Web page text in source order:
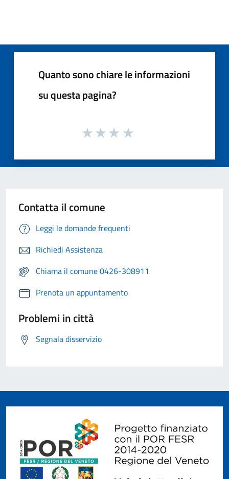
Quanto sono chiare le informazioni
su questa pagina?
Contatta il comune
Leggi le domande frequenti
Richiedi Assistenza
Chiama il comune 0426-308911
Prenota un appuntamento
Problemi in città
Segnala disservizio